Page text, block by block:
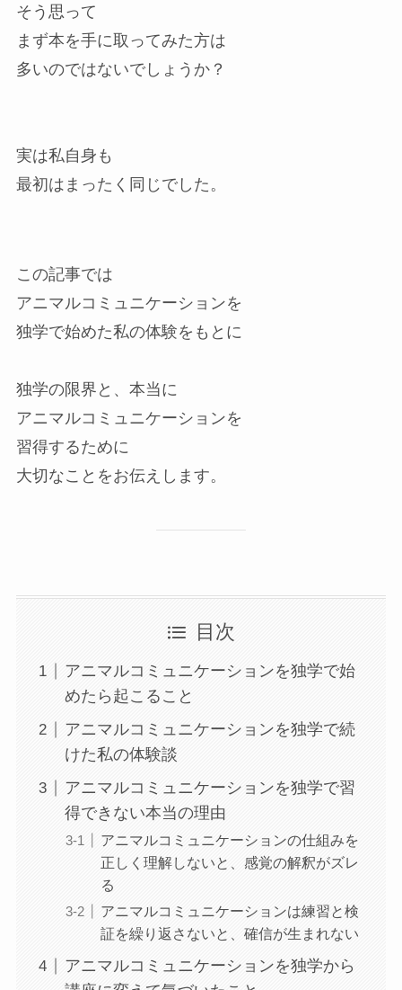
そう思って
まず本を手に取ってみた方は
多いのではないでしょうか？
実は私自身も
最初はまったく同じでした。
この記事では
アニマルコミュニケーションを
独学で始めた私の体験をもとに
独学の限界と、本当に
アニマルコミュニケーションを
習得するために
大切なことをお伝えします。
目次
アニマルコミュニケーションを独学で始
めたら起こること
アニマルコミュニケーションを独学で続
けた私の体験談
アニマルコミュニケーションを独学で習
得できない本当の理由
アニマルコミュニケーションの仕組みを
正しく理解しないと、感覚の解釈がズレ
る
アニマルコミュニケーションは練習と検
証を繰り返さないと、確信が生まれない
アニマルコミュニケーションを独学から